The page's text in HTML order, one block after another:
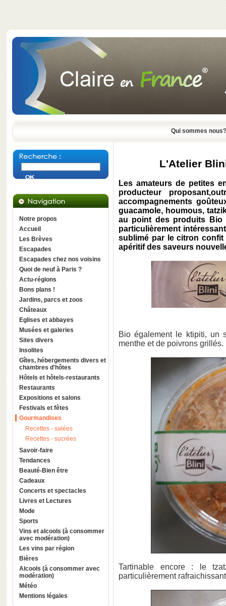
Qui sommes nous?
Notre propos
Accueil
Les Brèves
Escapades
Escapades chez nos voisins
Quoi de neuf à Paris ?
Actu-régions
Bons plans !
Jardins, parcs et zoos
Châteaux
Eglises et abbayes
Musées et galeries
Sites divers
Insolites
Gîtes, hébergements divers et
chambres d'hôtes
Hôtels et hôtels-restaurants
Restaurants
Expositions et salons
Festivals et fêtes
Gourmandises
Recettes - salées
Recettes - sucrées
Savoir-faire
Tendances
Beauté-Bien être
Cadeaux
Concerts et spectacles
Livres et Lectures
Mode
Sports
Vins et alcools (à consommer
avec modération)
Les vins par région
Bières
Alcools (à consommer avec
modération)
Météo
Mentions légales
L'Atelier
Les amateurs de petites
producteur
accompagnements
guacamole, houmous,
au point des produits
particulièrement
sublimé par le citron
apéritif des saveurs
Bio également le ktipiti, un
menthe et de poivrons
Tartinable encore : le
particulièrement